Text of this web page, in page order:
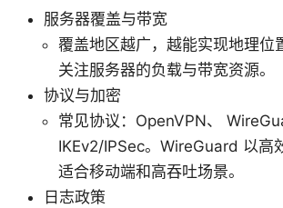
服务器覆盖与带宽
覆盖地区越广，越能实现地理位
关注服务器的负载与带宽资源。
协议与加密
常见协议：OpenVPN、
IKEv2/IPSec。WireGuard 以高
适合移动端和高吞吐场景。
日志政策